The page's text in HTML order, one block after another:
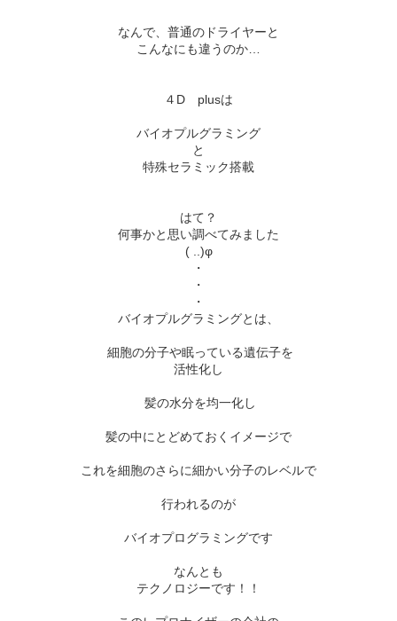
なんで、普通のドライヤーと
こんなにも違うのか…
４D plusは
バイオプルグラミング
と
特殊セラミック搭載
はて？
何事かと思い調べてみました
( ..)φ
・
・
・
バイオプルグラミングとは、
細胞の分子や眠っている遺伝子を
活性化し
髪の水分を均一化し
髪の中にとどめておくイメージで
これを細胞のさらに細かい分子のレベルで
行われるのが
バイオプログラミングです
なんとも
テクノロジーです！！